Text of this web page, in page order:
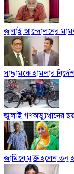
জুলাই আন্দোলনের
সাদ্দামকে হামলার
জুলাই গণঅভ্যুত্থানের
জামিনে মুক্ত হলেন তনু